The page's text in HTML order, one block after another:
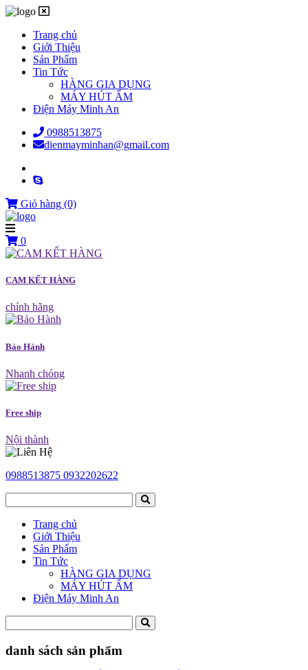
Trang chủ
Giới Thiệu
Sản Phẩm
Tin Tức
HÀNG GIA DỤNG
MÁY HÚT ẨM
Điện Máy Minh An
0988513875
dienmayminhan@gmail.com
Giỏ hàng (0)
0
CAM KẾT HÀNG
chính hãng
Bảo Hành
Nhanh chóng
Free ship
Nội thành
0988513875 0932202622
Trang chủ
Giới Thiệu
Sản Phẩm
Tin Tức
HÀNG GIA DỤNG
MÁY HÚT ẨM
Điện Máy Minh An
danh sách sản phẩm